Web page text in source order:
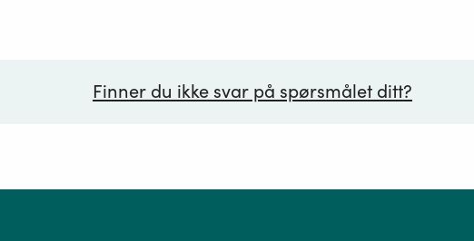
Finner du ikke svar på spørsmålet ditt?